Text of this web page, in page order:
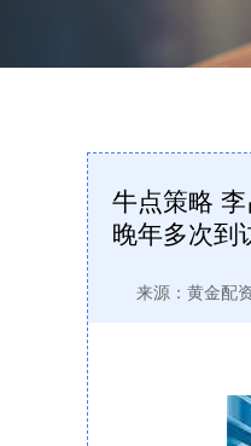
牛点策略
晚年多次到
来源：黄金配